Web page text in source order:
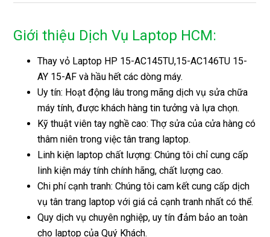
Giới thiệu Dịch Vụ Laptop HCM:
Thay vỏ Laptop HP 15-AC145TU,15-AC146TU 15-
AY 15-AF và hầu hết các dòng máy.
Uy tín: Hoạt động lâu trong mãng dịch vụ sửa chữa
máy tính, được khách hàng tin tưởng và lựa chọn.
Kỹ thuật viên tay nghề cao: Thợ sửa của cửa hàng có
thâm niên trong việc tân trang laptop.
Linh kiện laptop chất lượng: Chúng tôi chỉ cung cấp
linh kiện máy tính chính hãng, chất lượng cao.
Chi phí cạnh tranh: Chúng tôi cam kết cung cấp dịch
vụ tân trang laptop với giá cả cạnh tranh nhất có thể.
Quy dịch vụ chuyên nghiệp, uy tín đảm bảo an toàn
cho laptop của Quý Khách.